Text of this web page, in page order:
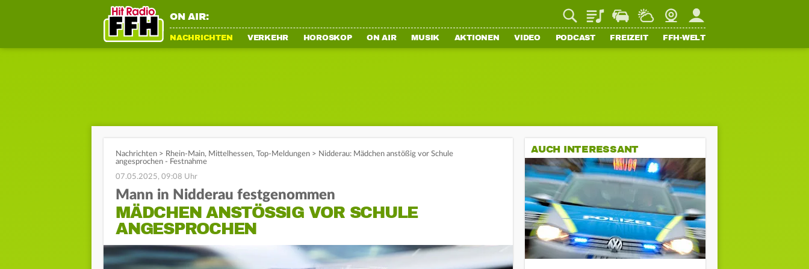
ON AIR: PlaylistStaupilotWetterWebcamMein FFH
NACHRICHTEN VERKEHR HOROSKOP ON AIR MUSIK AKTIONEN VIDEO PODCAST FREIZEIT FFH-WELT
Nachrichten > Rhein-Main, Mittelhessen, Top-Meldungen > Nidderau: Mädchen anstößig vor Schule
angesprochen - Festnahme
07.05.2025, 09:08 Uhr
Mann in Nidderau festgenommen
MÄDCHEN ANSTÖSSIG VOR SCHULE A
NGESPROCHEN
AUCH INTERESSANT